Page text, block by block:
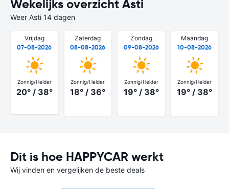
Wekelijks overzicht Asti
Weer Asti 14 dagen
Vrijdag
07-08-2026
Zonnig/Helder
20° / 38°
Zaterdag
08-08-2026
Zonnig/Helder
18° / 36°
Zondag
09-08-2026
Zonnig/Helder
19° / 38°
Maandag
10-08-2026
Zonnig/Helder
19° / 38°
Dit is hoe HAPPYCAR werkt
Wij vinden en vergelijken de beste deals